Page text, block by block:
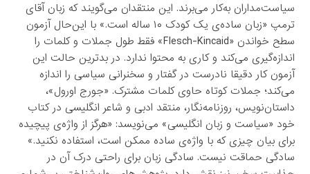
سیاست‌مداران به‌کار می‌برند. این منتقدان می‌گویند که زبان آقای
ترمپ «زبان ساده‌ی یک کودک ۱۰ ساله است.» با این‌حال آزمون
سطح خواندن «Flesch-Kincaid» فقط طول جملات و کلمات را
اندازه‌گیری می‌کند و کاری به محتوا ندارد. در بدترین حالت این
آزمون کار دقیقا نادرست در گفتار و سخنرانی سیاسی را اندازه
می‌کند؛ جملات کوتاه حاوی کلمات مشترک. «جورج اورول»،
داستان‌نویس، روزنامه‌نگار، منتقد ادبی و شاعر انگلیسی در کتاب
خود «سیاست و زبان انگلیسی» می‌نویسد: «هرگز از واژه‌ی پیچیده
برای بیان چیزی که با واژه‌‌ی ساده ممکن است، استفاده نکنید.»
سادگی حماقت نیست. ساد‌گی زبان برای راحتی درک آن در